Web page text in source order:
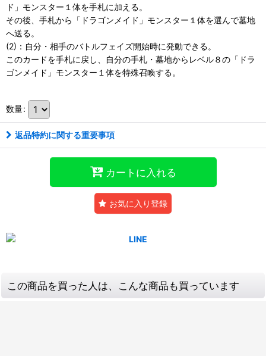
ド」モンスター１体を手札に加える。
その後、手札から「ドラゴンメイド」モンスター１体を選んで墓地
へ送る。
(2)：自分・相手のバトルフェイズ開始時に発動できる。
このカードを手札に戻し、自分の手札・墓地からレベル８の「ドラ
ゴンメイド」モンスター１体を特殊召喚する。
数量:
返品特約に関する重要事項
カートに入れる
お気に入り登録
この商品を買った人は、こんな商品も買っています